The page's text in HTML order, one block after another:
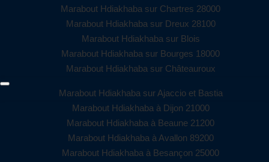
Marabout Hdiakhaba sur Chartres 28000
Marabout Hdiakhaba sur Dreux 28100
Marabout Hdiakhaba sur Blois
Marabout Hdiakhaba sur Bourges 18000
Marabout Hdiakhaba sur Châteauroux
Marabout Hdiakhaba sur Ajaccio et Bastia
Marabout Hdiakhaba à Dijon 21000
Marabout Hdiakhaba à Beaune 21200
Marabout Hdiakhaba à Avallon 89200
Marabout Hdiakhaba à Besançon 25000